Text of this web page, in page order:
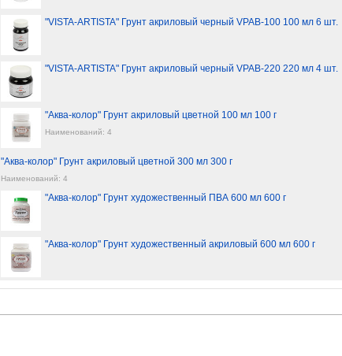
"VISTA-ARTISTA" Грунт акриловый черный VPAB-100 100 мл 6 шт.
"VISTA-ARTISTA" Грунт акриловый черный VPAB-220 220 мл 4 шт.
"Аква-колор" Грунт акриловый цветной 100 мл 100 г
Наименований: 4
"Аква-колор" Грунт акриловый цветной 300 мл 300 г
Наименований: 4
"Аква-колор" Грунт художественный ПВА 600 мл 600 г
"Аква-колор" Грунт художественный акриловый 600 мл 600 г